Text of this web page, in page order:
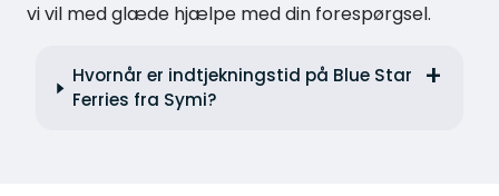
vi vil med glæde hjælpe med din forespørgsel.
Hvornår er indtjekningstid på Blue Star
Ferries fra Symi?